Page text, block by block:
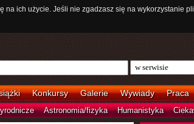
ich użycie. Jeśli nie zgadzasz się na wykorzystanie
Konkursy Galerie Wywiady Praca
Astronomia/fizyka Humanistyka